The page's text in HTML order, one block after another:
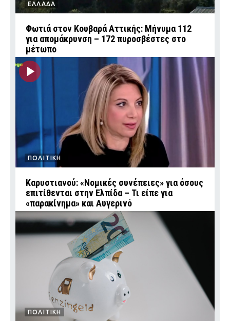
ΕΛΛΑΔΑ
Φωτιά στον Κουβαρά Αττικής: Μήνυμα 112
για απομάκρυνση – 172 πυροσβέστες στο
μέτωπο
ΠΟΛΙΤΙΚΗ
Καρυστιανού: «Νομικές συνέπειες» για όσους
επιτίθενται στην Ελπίδα – Τι είπε για
«παρακίνημα» και Αυγερινό
ΠΟΛΙΤΙΚΗ